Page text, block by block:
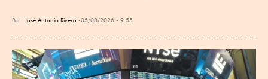
Por José Antonio Rivera 05/08/2026 - 9:55